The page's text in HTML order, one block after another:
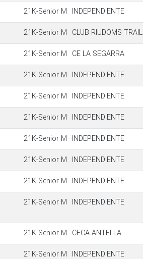
21K-Senior M INDEPENDIENTE
21K-Senior M CLUB RIUDOMS TRAIL
21K-Senior M CE LA SEGARRA
21K-Senior M INDEPENDIENTE
21K-Senior M INDEPENDIENTE
21K-Senior M INDEPENDIENTE
21K-Senior M INDEPENDIENTE
21K-Senior M INDEPENDIENTE
21K-Senior M INDEPENDIENTE
21K-Senior M INDEPENDIENTE
21K-Senior M CECA ANTELLA
21K-Senior M INDEPENDIENTE